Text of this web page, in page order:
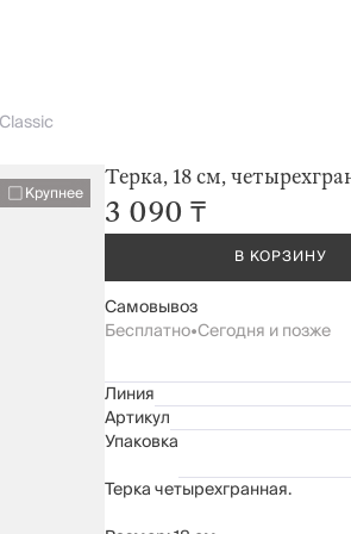
Крупнее
Терка, 18 см,
3 090 ₸
В КОРЗИНУ
Самовывоз
Бесплатно•Сегодня и позже
Линия
Артикул
Упаковка
Терка четырехгранная.